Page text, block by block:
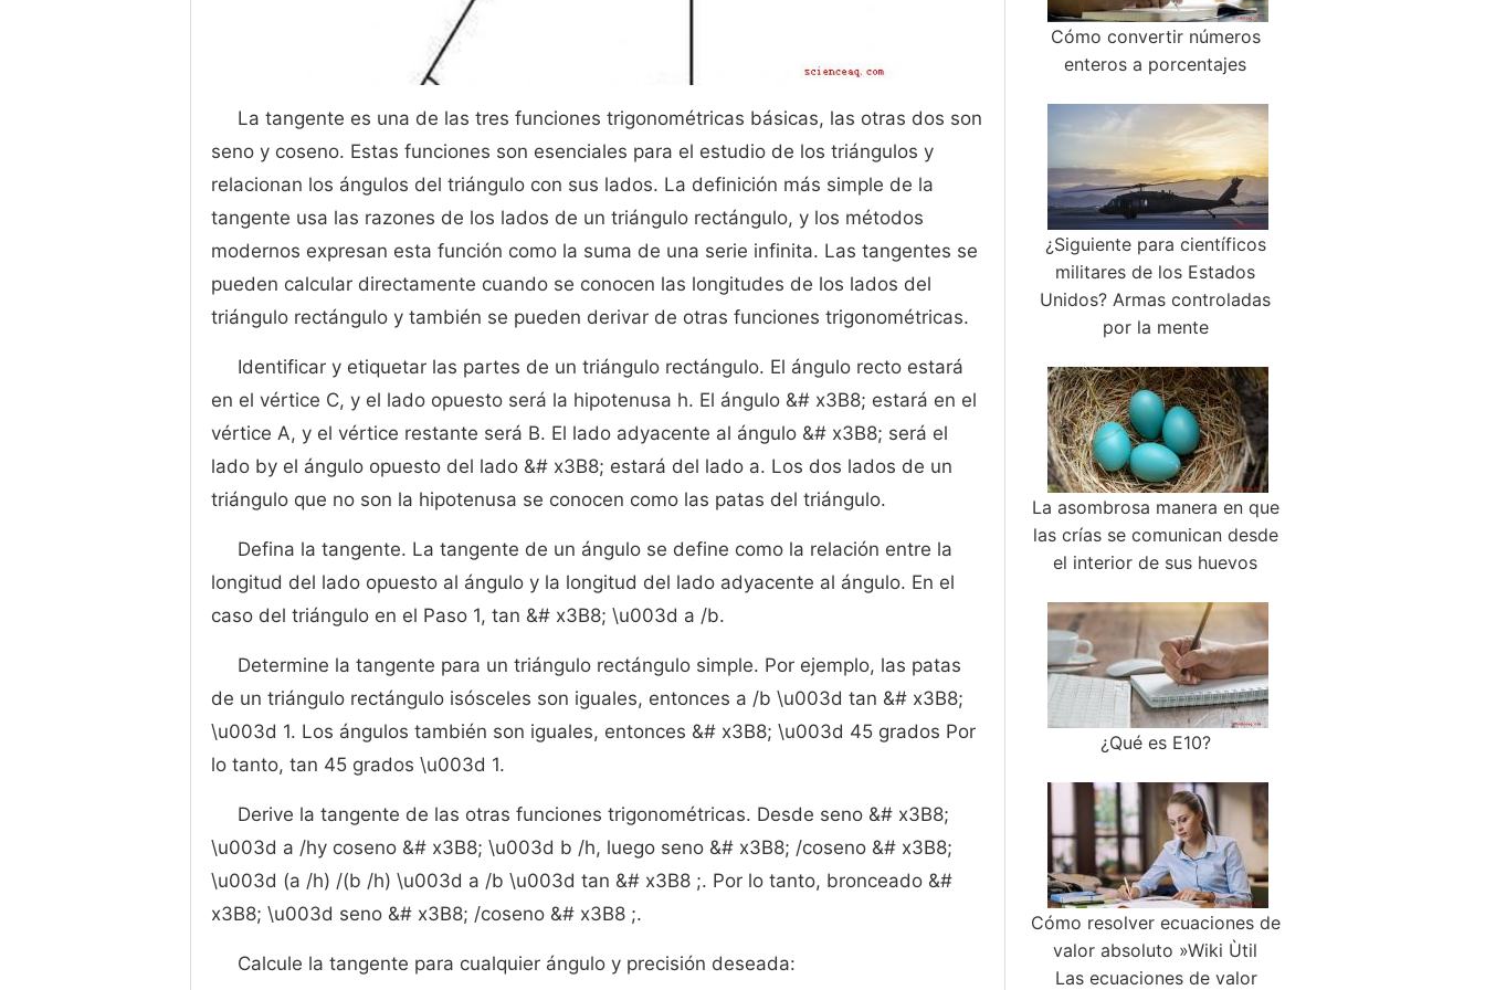
La tangente es una de las tres funciones trigonométricas básicas, las otras dos son
seno y coseno. Estas funciones son esenciales para el estudio de los triángulos y
relacionan los ángulos del triángulo con sus lados. La definición más simple de la
tangente usa las razones de los lados de un triángulo rectángulo, y los métodos
modernos expresan esta función como la suma de una serie infinita. Las tangentes se
pueden calcular directamente cuando se conocen las longitudes de los lados del
triángulo rectángulo y también se pueden derivar de otras funciones trigonométricas.
Identificar y etiquetar las partes de un triángulo rectángulo. El ángulo recto estará
en el vértice C, y el lado opuesto será la hipotenusa h. El ángulo &# x3B8; estará en el
vértice A, y el vértice restante será B. El lado adyacente al ángulo &# x3B8; será el
lado by el ángulo opuesto del lado &# x3B8; estará del lado a. Los dos lados de un
triángulo que no son la hipotenusa se conocen como las patas del triángulo.
Defina la tangente. La tangente de un ángulo se define como la relación entre la
longitud del lado opuesto al ángulo y la longitud del lado adyacente al ángulo. En el
caso del triángulo en el Paso 1, tan &# x3B8; \u003d a /b.
Determine la tangente para un triángulo rectángulo simple. Por ejemplo, las patas
de un triángulo rectángulo isósceles son iguales, entonces a /b \u003d tan &# x3B8;
\u003d 1. Los ángulos también son iguales, entonces &# x3B8; \u003d 45 grados Por
lo tanto, tan 45 grados \u003d 1.
Derive la tangente de las otras funciones trigonométricas. Desde seno &# x3B8;
\u003d a /hy coseno &# x3B8; \u003d b /h, luego seno &# x3B8; /coseno &# x3B8;
\u003d (a /h) /(b /h) \u003d a /b \u003d tan &# x3B8 ;. Por lo tanto, bronceado &#
x3B8; \u003d seno &# x3B8; /coseno &# x3B8 ;.
Calcule la tangente para cualquier ángulo y precisión deseada:
Cómo convertir números
enteros a porcentajes
¿Siguiente para científicos
militares de los Estados
Unidos? Armas controladas
por la mente
La asombrosa manera en que
las crías se comunican desde
el interior de sus huevos
¿Qué es E10?
Cómo resolver ecuaciones de
valor absoluto »Wiki Ùtil
Las ecuaciones de valor